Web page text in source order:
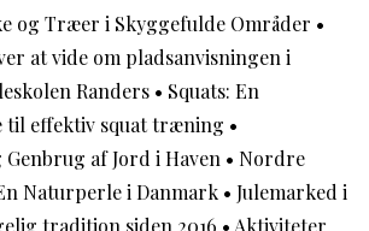
og Træer i Skyggefulde Områder •
at vide om pladsanvisningen i
Randers • Squats: En
til effektiv squat træning •
af Jord i Haven • Nordre
Naturperle i Danmark • Julemarked i
tradition siden 2016 • Aktiviteter